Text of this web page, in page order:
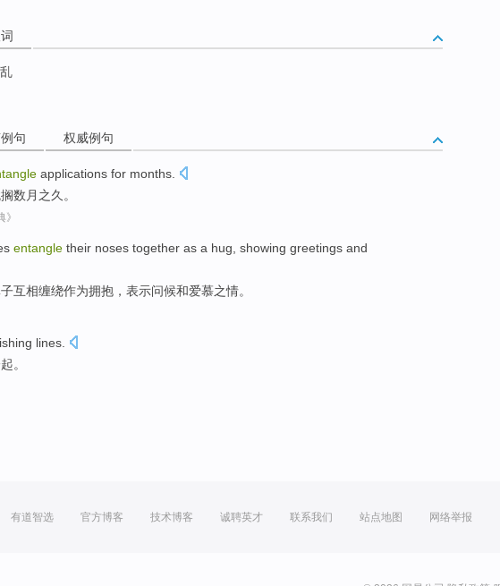
句 权威例句
applications for months
数月 之久。
entangle their noses together as a hug showing greetings and
互相缠绕作为拥抱 ， 表示问候和爱慕之情。
lines.
。
有道智选 官方博客 技术博客 诚聘英才 联系我们 站点地图 网络举报